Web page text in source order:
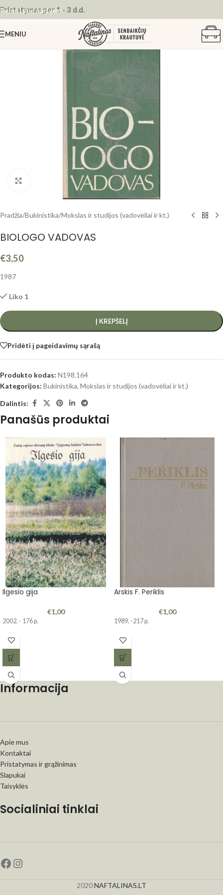
Pereiti prie naršymo
Pereiti prie pagrindinio turinio
Pristatymas per 1 - 3 d.d.
MENIU
Spustelėkite, kad padidintumėte
Pradžia/Bukinistika/Mokslas ir studijos (vadovėliai ir kt.)
BIOLOGO VADOVAS
€3,50
1987
Liko 1
Į KREPŠELĮ
Pridėti į pageidavimų sąrašą
Produkto kodas: N198.164
Kategorijos: Bukinistika, Mokslas ir studijos (vadovėliai ir kt.)
Dalintis:
Panašūs produktai
Ilgesio gija
€1,00
2002. - 176 p.
Arskis F. Periklis
€1,00
1989. -217 p.
Informacija
Apie mus
Kontaktai
Pristatymas ir grąžinimas
Slapukai
Taisyklės
Socialiniai tinklai
2020NAFTALINAS.LT